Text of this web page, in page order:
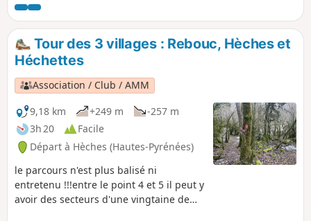
Un condensé de ce que l'entrée de
vallée peut offrir : vue imprenable à
360°, mettant en évidence l'incroyable
alignement de la vallée. Découvrez sur
ce parcours, des chemins escarpés, à
gués, à l'ombre, dans la mousse, sur les
crêtes, en prairie, en forêt et dans les
landes broussailleuses, se terminant
par un passage le long d'un torrent
agité de multiples cascades
Tour des 3 villages : Rebouc, Hèches et
Héchettes
Association / Club / AMM
9,18 km
+249 m
-257 m
3h 20
Facile
Départ à Hèches (Hautes-Pyrénées)
le parcours n'est plus balisé ni
entretenu !!!entre le point 4 et 5 il peut y
avoir des secteurs d'une vingtaine de